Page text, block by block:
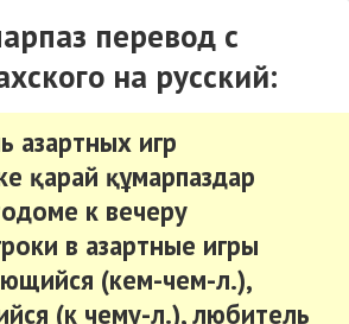
перевод с
на русский:
азартных игр
қарай құмарпаздар
к вечеру
в азартные игры
(кем-чем-л.),
(к чему-л.), любитель